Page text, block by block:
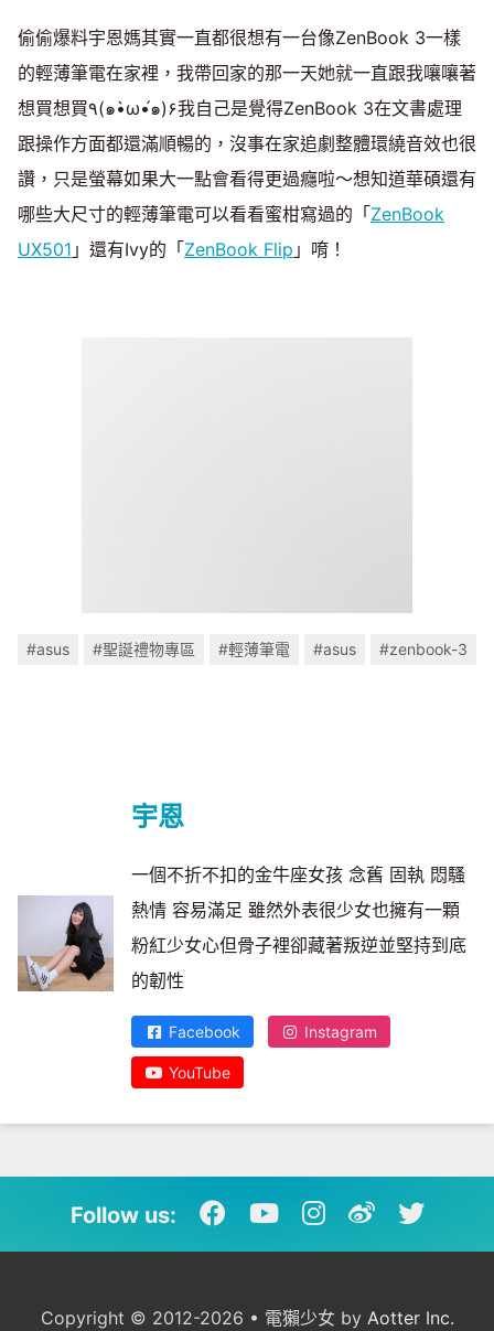
偷偷爆料宇恩媽其實一直都很想有一台像ZenBook 3一樣
的輕薄筆電在家裡，我帶回家的那一天她就一直跟我嚷嚷著
想買想買٩(๑•̀ω•́๑)۶我自己是覺得ZenBook 3在文書處理
跟操作方面都還滿順暢的，沒事在家追劇整體環繞音效也很
讚，只是螢幕如果大一點會看得更過癮啦～想知道華碩還有
哪些大尺寸的輕薄筆電可以看看蜜柑寫過的「ZenBook
UX501 」還有Ivy的「ZenBook Flip 」唷！
#asus #聖誕禮物專區 #輕薄筆電 #asus #zenbook-3
宇恩
一個不折不扣的金牛座女孩 念舊 固執 悶騷
熱情 容易滿足 雖然外表很少女也擁有一顆
粉紅少女心但骨子裡卻藏著叛逆並堅持到底
的韌性
Facebook Instagram
YouTube
Follow us:
Copyright © 2012-2026 • 電獺少女 by Aotter Inc.